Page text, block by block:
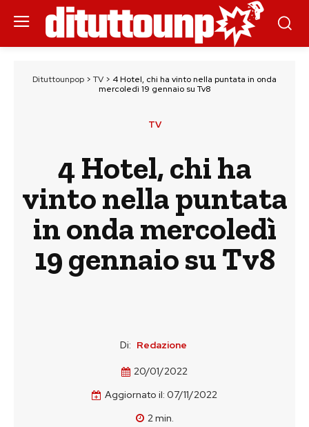
Dituttounpop > TV > 4 Hotel, chi ha vinto nella puntata in onda
mercoledì 19 gennaio su Tv8
TV
4 Hotel, chi ha
vinto nella puntata
in onda mercoledì
19 gennaio su Tv8
Di: Redazione
20/01/2022
Aggiornato il: 07/11/2022
2min.